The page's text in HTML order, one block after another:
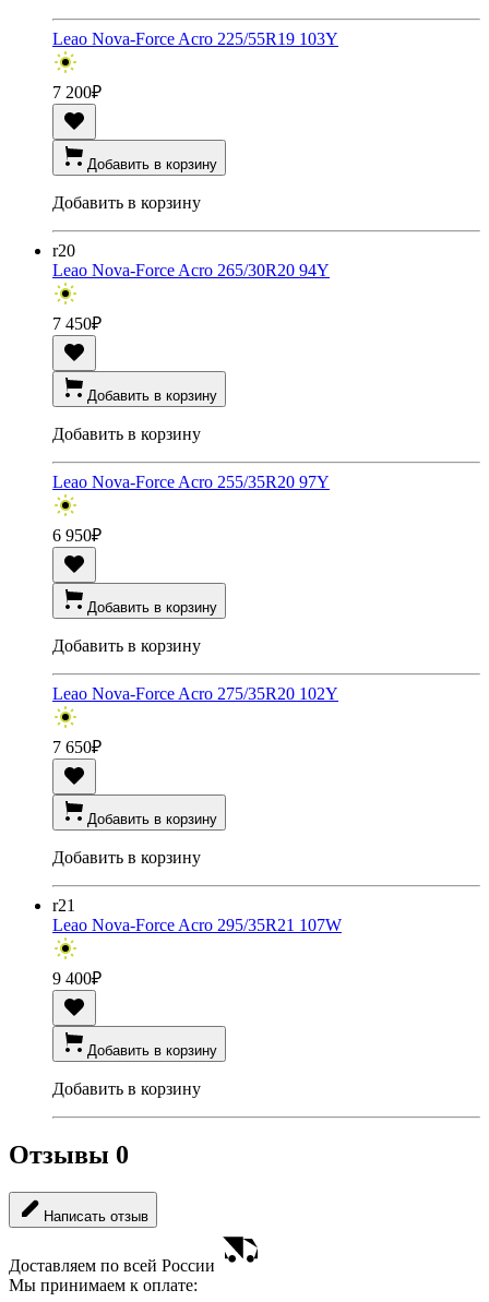
Leao Nova-Force Acro 225/55R19 103Y
7 200₽
Добавить в корзину
Добавить в корзину
r20
Leao Nova-Force Acro 265/30R20 94Y
7 450₽
Добавить в корзину
Добавить в корзину
Leao Nova-Force Acro 255/35R20 97Y
6 950₽
Добавить в корзину
Добавить в корзину
Leao Nova-Force Acro 275/35R20 102Y
7 650₽
Добавить в корзину
Добавить в корзину
r21
Leao Nova-Force Acro 295/35R21 107W
9 400₽
Добавить в корзину
Добавить в корзину
Отзывы 0
Написать отзыв
Доставляем по всей России
Мы принимаем к оплате: